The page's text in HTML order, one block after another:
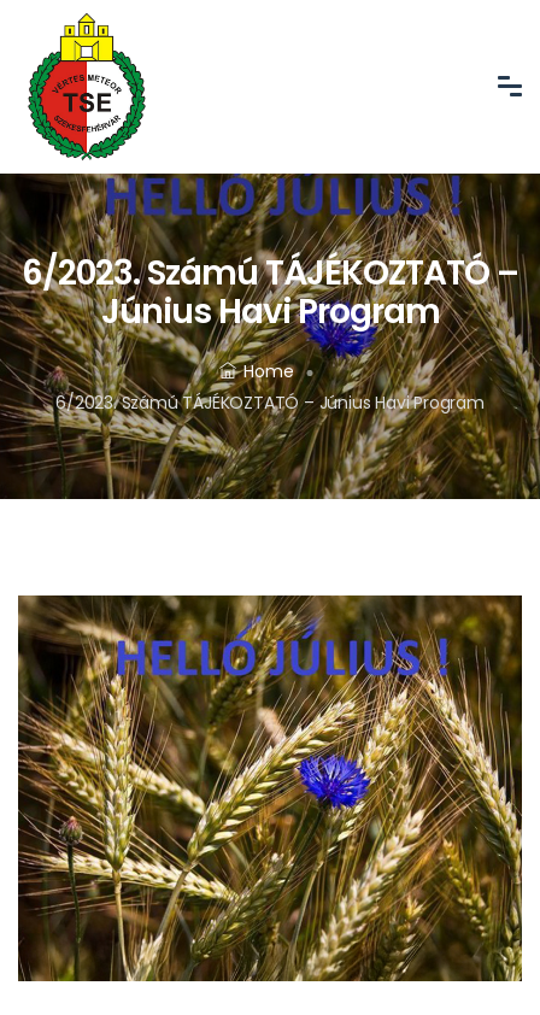
6/2023. Számú TÁJÉKOZTATÓ –
Június Havi Program
Home
6/2023. Számú TÁJÉKOZTATÓ – Június Havi Program